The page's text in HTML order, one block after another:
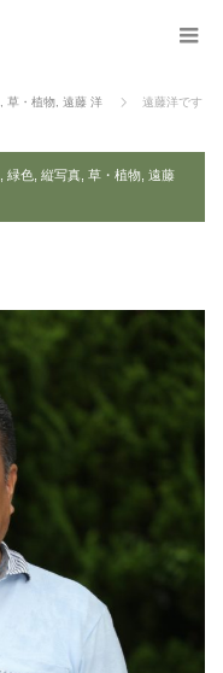
草・植物 遠藤 洋
遠藤洋です
緑色 縦写真 草・植物 遠藤